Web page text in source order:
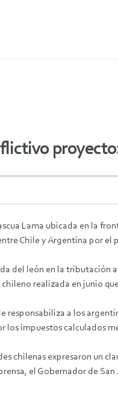
Lama ubicada en la
Chile y Argentina por el
del león en la
realizada en junio
responsabiliza a los
los impuestos calculados
chilenas expresaron un
el Gobernador de